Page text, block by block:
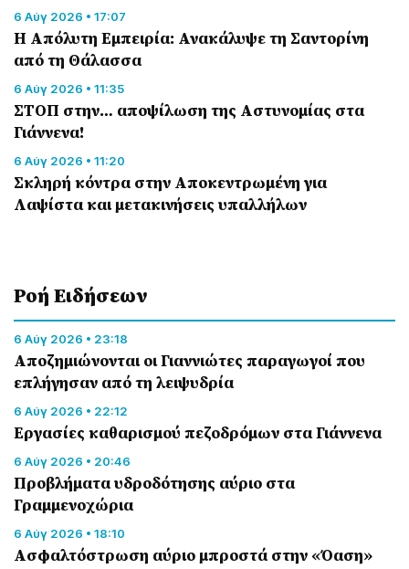
6 Αύγ 2026 • 17:07
Η Απόλυτη Εμπειρία: Ανακάλυψε τη Σαντορίνη
από τη Θάλασσα
6 Αύγ 2026 • 11:35
ΣΤΟΠ στην… αποψίλωση της Αστυνομίας στα
Γιάννενα!
6 Αύγ 2026 • 11:20
Σκληρή κόντρα στην Αποκεντρωμένη για
Λαψίστα και μετακινήσεις υπαλλήλων
Ροή Eιδήσεων
6 Αύγ 2026 • 23:18
Αποζημιώνονται οι Γιαννιώτες παραγωγοί που
επλήγησαν από τη λειψυδρία
6 Αύγ 2026 • 22:12
Εργασίες καθαρισμού πεζοδρόμων στα Γιάννενα
6 Αύγ 2026 • 20:46
Προβλήματα υδροδότησης αύριο στα
Γραμμενοχώρια
6 Αύγ 2026 • 18:10
Ασφαλτόστρωση αύριο μπροστά στην «Όαση»